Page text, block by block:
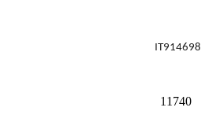
IT914698
11740